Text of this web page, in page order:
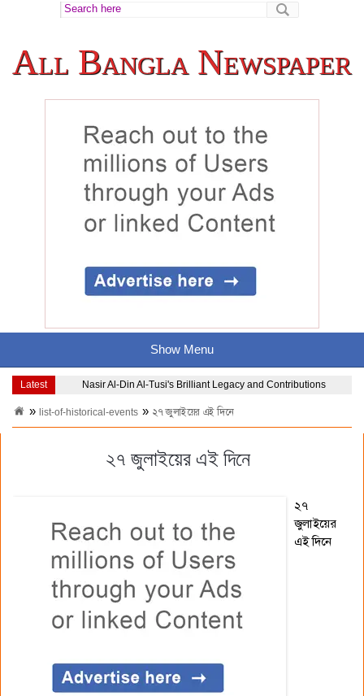
All Bangla Newspaper
Show Menu
Latest Nasir Al-Din Al-Tusi's Brilliant Legacy and Contributions
list-of-historical-events ২৭ জুলাইয়ের এই দিনে
২৭ জুলাইয়ের এই দিনে
২৭
জুলাইয়ের
এই দিনে